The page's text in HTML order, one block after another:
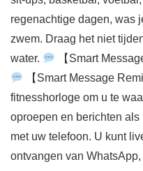
regenachtige dagen, was
zwem. Draag het niet
water.
【Smart
【Smart Message
fitnesshorloge om u te
oproepen en berichten
met uw telefoon. U kunt
ontvangen van